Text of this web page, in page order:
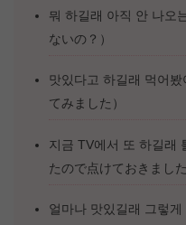
뭐 하길래 아직 안 나오
ないの？）
맛있다고 하길래 먹어
てみました）
지금 TV에서 또 하길래
たので点けておきました
얼마나 맛있길래 그렇